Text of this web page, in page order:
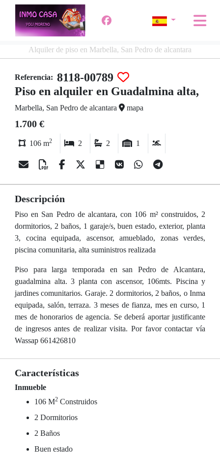
Alquiler de piso en Marbella, San Pedro de alcantara
Referencia: 8118-00789
Piso en alquiler en Guadalmina alta,
Marbella, San Pedro de alcantara mapa
1.700 €
106 m2 2 2 1
Descripción
Piso en San Pedro de alcantara, con 106 m² construidos, 2
dormitorios, 2 baños, 1 garaje/s, buen estado, exterior, planta
3, cocina equipada, ascensor, amueblado, zonas verdes,
piscina comunitaria, alta suministros realizada
Piso para larga temporada en san Pedro de Alcantara,
guadalmina alta. 3 planta con ascensor, 106mts. Piscina y
jardines comunitarios. Garaje. 2 dormitorios, 2 baños, o Inma
equipada, salón, terraza. 3 meses de fianza, mes en curso, 1
mes de honorarios de agencia. Se deberá aportar justificante
de ingresos antes de realizar visita. Por favor contactar vía
Wassap 661426810
Características
Inmueble
106 M2 Construidos
2 Dormitorios
2 Baños
Buen estado